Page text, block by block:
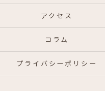
アクセス
コラム
プライバシーポリシー